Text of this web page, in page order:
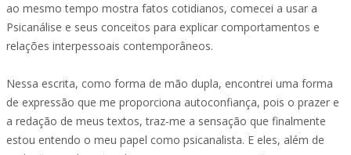
ao mesmo tempo mostra fatos cotidianos, comecei a usar a
Psicanálise e seus conceitos para explicar comportamentos e
relações interpessoais contemporâneos.
Nessa escrita, como forma de mão dupla, encontrei uma forma
de expressão que me proporciona autoconfiança, pois o prazer e
a redação de meus textos, traz-me a sensação que finalmente
estou entendo o meu papel como psicanalista. E eles, além de